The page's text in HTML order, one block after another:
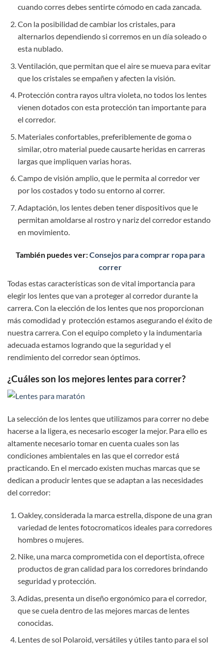
cuando corres debes sentirte cómodo en cada zancada.
Con la posibilidad de cambiar los cristales, para
alternarlos dependiendo si corremos en un día soleado o
esta nublado.
Ventilación, que permitan que el aire se mueva para evitar
que los cristales se empañen y afecten la visión.
Protección contra rayos ultra violeta, no todos los lentes
vienen dotados con esta protección tan importante para
el corredor.
Materiales confortables, preferiblemente de goma o
similar, otro material puede causarte heridas en carreras
largas que impliquen varias horas.
Campo de visión amplio, que le permita al corredor ver
por los costados y todo su entorno al correr.
Adaptación, los lentes deben tener dispositivos que le
permitan amoldarse al rostro y nariz del corredor estando
en movimiento.
También puedes ver:Consejos para comprar ropa para
correr
Todas estas características son de vital importancia para
elegir los lentes que van a proteger al corredor durante la
carrera. Con la elección de los lentes que nos proporcionan
más comodidad y protección estamos asegurando el éxito de
nuestra carrera. Con el equipo completo y la indumentaria
adecuada estamos logrando que la seguridad y el
rendimiento del corredor sean óptimos.
¿Cuáles son los mejores lentes para correr?
La selección de los lentes que utilizamos para correr no debe
hacerse a la ligera, es necesario escoger la mejor. Para ello es
altamente necesario tomar en cuenta cuales son las
condiciones ambientales en las que el corredor está
practicando. En el mercado existen muchas marcas que se
dedican a producir lentes que se adaptan a las necesidades
del corredor:
Oakley, considerada la marca estrella, dispone de una gran
variedad de lentes fotocromaticos ideales para corredores
hombres o mujeres.
Nike, una marca comprometida con el deportista, ofrece
productos de gran calidad para los corredores brindando
seguridad y protección.
Adidas, presenta un diseño ergonómico para el corredor,
que se cuela dentro de las mejores marcas de lentes
conocidas.
Lentes de sol Polaroid, versátiles y útiles tanto para el sol